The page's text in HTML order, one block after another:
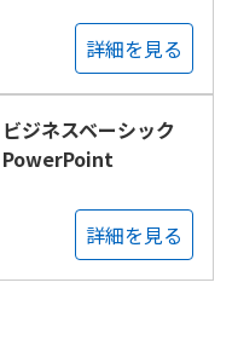
詳細を見る
ビジネスベーシック
PowerPoint
詳細を見る